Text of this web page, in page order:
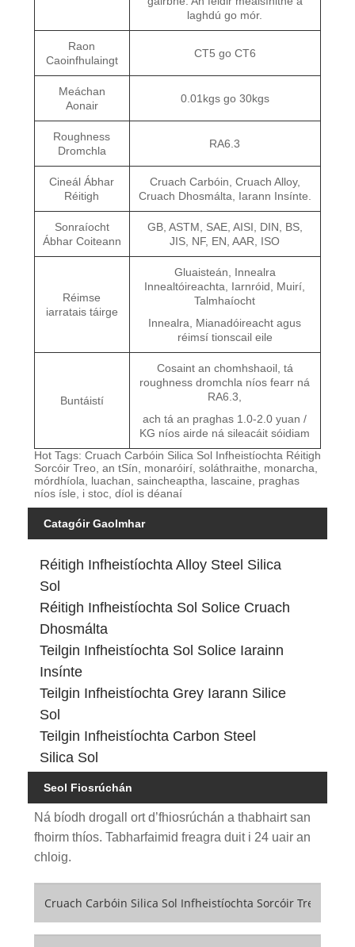
laghdú go mór.
Raon
Caoinfhulaingt
CT5 go CT6
Meáchan
Aonair
0.01kgs go 30kgs
Roughness
Dromchla
RA6.3
Cineál Ábhar
Réitigh
Cruach Carbóin, Cruach Alloy,
Cruach Dhosmálta, Iarann ​​Insínte.
Sonraíocht
Ábhar Coiteann
GB, ASTM, SAE, AISI, DIN, BS,
JIS, NF, EN, AAR, ISO
Réimse
iarratais táirge
Gluaisteán, Innealra
Innealtóireachta, Iarnróid, Muirí,
Talmhaíocht
Innealra, Mianadóireacht agus
réimsí tionscail eile
Buntáistí
Cosaint an chomhshaoil, tá
roughness dromchla níos fearr ná
RA6.3,
ach tá an praghas 1.0-2.0 yuan /
KG níos airde ná sileacáit sóidiam
Hot Tags: Cruach Carbóin Silica Sol Infheistíochta Réitigh
Sorcóir Treo, an tSín, monaróirí, soláthraithe, monarcha,
mórdhíola, luachan, saincheaptha, lascaine, praghas
níos ísle, i stoc, díol is déanaí
Catagóir Gaolmhar
Réitigh Infheistíochta Alloy Steel Silica
Sol
Réitigh Infheistíochta Sol Solice Cruach
Dhosmálta
Teilgin Infheistíochta Sol Solice Iarainn
Insínte
Teilgin Infheistíochta Grey Iarann ​​​​Silice
Sol
Teilgin Infheistíochta Carbon Steel
Silica Sol
Seol Fiosrúchán
Ná bíodh drogall ort d’fhiosrúchán a thabhairt san
fhoirm thíos. Tabharfaimid freagra duit i 24 uair an
chloig.